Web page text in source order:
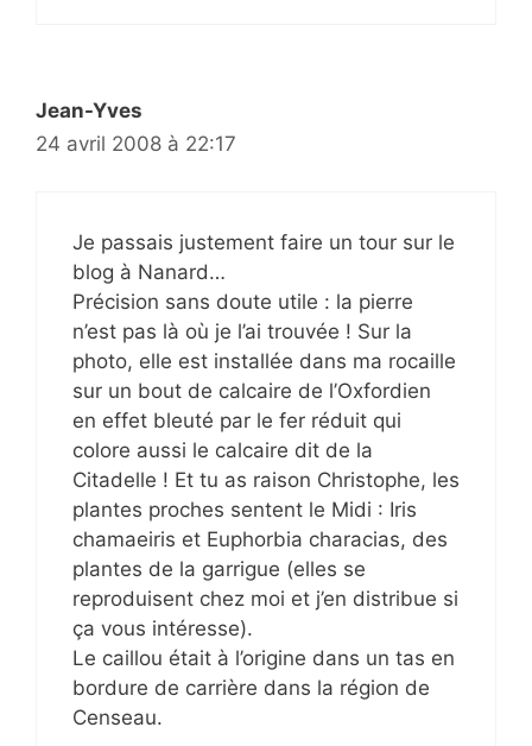
Jean-Yves
24 avril 2008 à 22:17
Je passais justement faire un tour sur le
blog à Nanard…
Précision sans doute utile : la pierre
n’est pas là où je l’ai trouvée ! Sur la
photo, elle est installée dans ma rocaille
sur un bout de calcaire de l’Oxfordien
en effet bleuté par le fer réduit qui
colore aussi le calcaire dit de la
Citadelle ! Et tu as raison Christophe, les
plantes proches sentent le Midi : Iris
chamaeiris et Euphorbia characias, des
plantes de la garrigue (elles se
reproduisent chez moi et j’en distribue si
ça vous intéresse).
Le caillou était à l’origine dans un tas en
bordure de carrière dans la région de
Censeau.